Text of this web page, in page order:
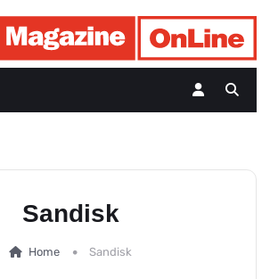
Sandisk
Home Sandisk